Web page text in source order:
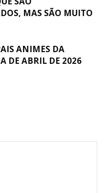
MAS SÃO MUITO
ANIMES DA
DE ABRIL DE 2026